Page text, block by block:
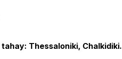
Thessaloniki, Chalkidiki.